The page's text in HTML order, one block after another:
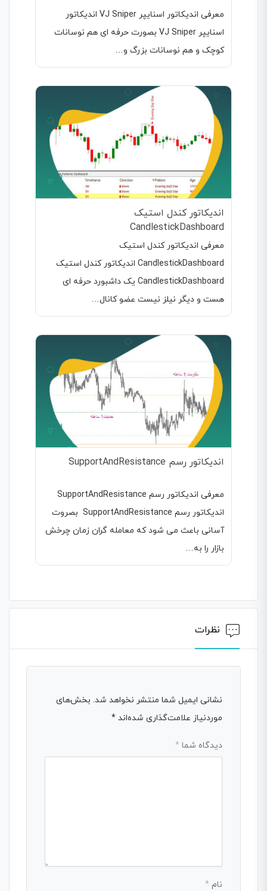
معرفی اندیکاتور اسنایپر VJ Sniper اندیکاتور
اسنایپر VJ Sniper بصورت حرفه ای هم نوسانات
کوچک و هم نوسانات بزرگ و…
اندیکاتور کندل استیک
CandlestickDashboard
معرفی اندیکاتور کندل استیک
CandlestickDashboard اندیکاتور کندل استیک
CandlestickDashboard یک داشبورد حرفه ای
هست و دیگر نیلز نیست عضو کانال…
اندیکاتور رسم SupportAndResistance
معرفی اندیکاتور رسم SupportAndResistance
اندیکاتور رسم SupportAndResistance بصروت
آسانی باعث می شود که معامله گران زمان چرخش
بازار را به…
نظرات
نشانی ایمیل شما منتشر نخواهد شد. بخش‌های
موردنیاز علامت‌گذاری شده‌اند *
دیدگاه شما *
نام *